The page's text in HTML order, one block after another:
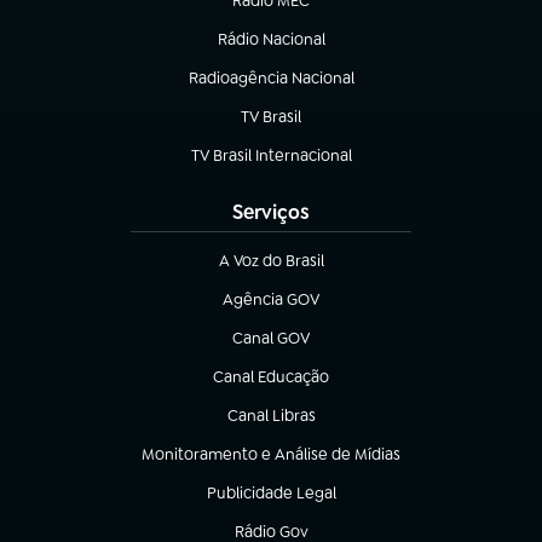
(abre em nova aba)
Rádio Nacional
Radioagência Nacional
(abre em nova aba)
TV Brasil
(abre em nova aba)
TV Brasil Internacional
(abre em nova aba)
Serviços
A Voz do Brasil
(abre em nova aba)
Agência GOV
(abre em nova aba)
Canal GOV
(abre em nova aba)
Canal Educação
(abre em nova aba)
Canal Libras
(abre em nova aba)
Monitoramento e Análise de Mídias
(abre em nova aba)
Publicidade Legal
(abre em nova aba)
Rádio Gov